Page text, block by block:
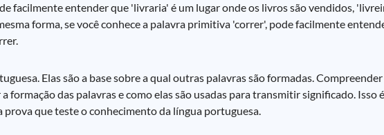
facilmente entender que 'livraria' é um lugar onde os livros são vendidos,
forma, se você conhece a palavra primitiva 'correr', pode facilmente
Elas são a base sobre a qual outras palavras são formadas. Compreender
das palavras e como elas são usadas para transmitir significado. Isso é
que teste o conhecimento da língua portuguesa.